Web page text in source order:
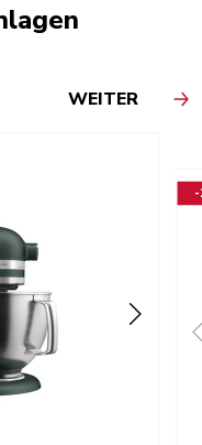
WEITER
-